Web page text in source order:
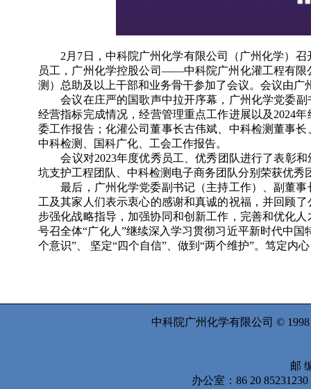
2月7日，中科院广州化学有限公司（广州化学）召
员工，广州化学控股公司——中科院广州化灌工程有限
测）总助及以上干部和业务骨干参加了会议。会议由
会议在庄严的国歌声中拉开序幕，广州化学党委副
经营指标完成情况，经营管理重点工作进展以及2024
委工作报告；化灌公司董事长古伟斌、中科检测董事
中科检测、国科广化、工会工作报告。
会议对2023年度优秀员工、优秀团队进行了表彰和
坑支护工程团队、中科检测电子商务团队分别荣获优秀
最后，广州化学党委副书记（主持工作）、副董事
工及其家人们表示衷心的感谢和真诚的祝福，并回顾
步强化战略指导，加强协同和创新工作，完善和优化
号召全体“广化人”继续深入学习贯彻习近平新时代中
个意识”、 坚定“四个自信”、做到“两个维护”。笃定内
中科院广州化学有限公司 ©
邮
办公室：86 20